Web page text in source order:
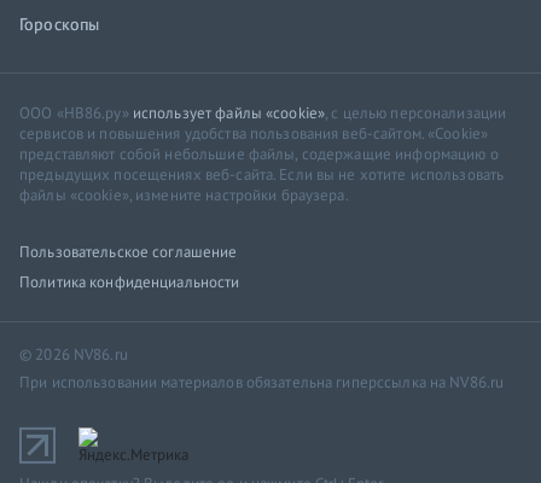
Гороскопы
ООО «НВ86.ру» использует файлы «cookie», с целью персонализации
сервисов и повышения удобства пользования веб-сайтом. «Cookie»
представляют собой небольшие файлы, содержащие информацию о
предыдущих посещениях веб-сайта. Если вы не хотите использовать
файлы «cookie», измените настройки браузера.
Пользовательское соглашение
Политика конфиденциальности
© 2026 NV86.ru
При использовании материалов обязательна гиперссылка на NV86.ru